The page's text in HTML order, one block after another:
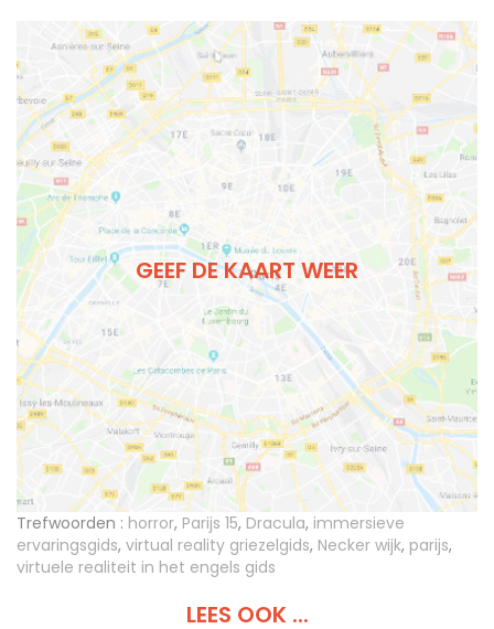
GEEF DE KAART WEER
Trefwoorden : horror, Parijs 15, Dracula, immersieve
ervaringsgids, virtual reality griezelgids, Necker wijk, parijs,
virtuele realiteit in het engels gids
LEES OOK ...